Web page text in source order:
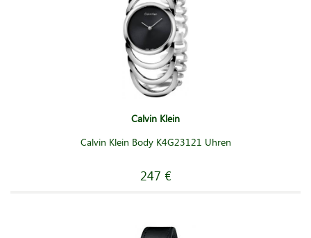
Calvin Klein
Calvin Klein Body K4G23121 Uhren
247 €